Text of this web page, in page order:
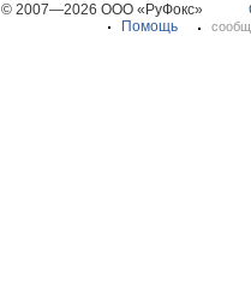
© 2007—2026 ООО «РуФокс»
Помощь